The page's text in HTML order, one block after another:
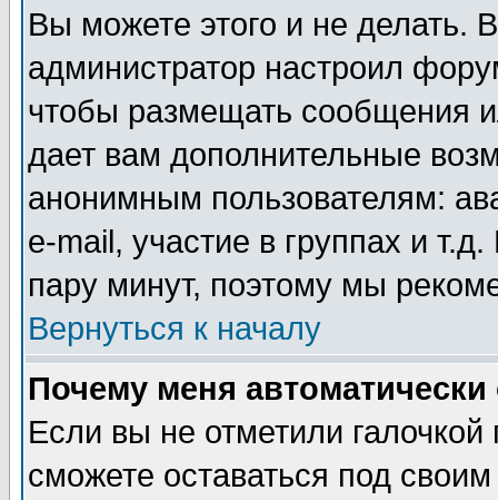
Вы можете этого и не делать.
администратор настроил
чтобы размещать сообщения
дает вам дополнительные
анонимным пользователям:
e-mail, участие в группах и
пару минут, поэтому мы
Вернуться к началу
Почему меня автоматически
Если вы не отметили галочкой
сможете оставаться под